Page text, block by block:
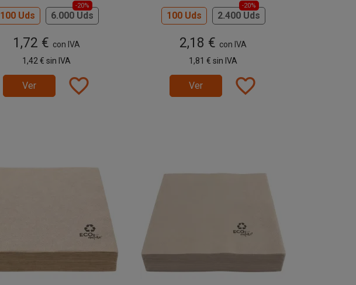
100 Uds 6.000 Uds
-20%
1,72 € con IVA
1,42 € sin IVA
Ver favorite_border
100 Uds 2.400 Uds
-20%
2,18 € con IVA
1,81 € sin IVA
Ver favorite_border